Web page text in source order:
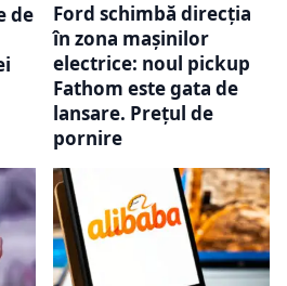
de
Ford schimbă direcția
în zona mașinilor
electrice: noul pickup
Fathom este gata de
lansare. Prețul de
pornire